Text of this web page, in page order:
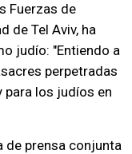
Fuerzas de
de Tel Aviv, ha
judío: "Entiendo a
perpetradas
para los judíos en
de prensa conjunta